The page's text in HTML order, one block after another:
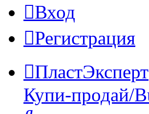
Вход
Регистрация
ПластЭксперт
Купи-продай/